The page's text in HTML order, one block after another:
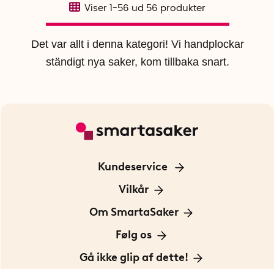
Det var allt i denna kategori! Vi handplockar
ständigt nya saker, kom tillbaka snart.
Viser 1-56 ud 56 produkter
Kundeservice
Kontakt os
Vilkår
Information om cookies
Privatlivspolitik
Om SmartaSaker
Om os
Vores historie
Følg os
Opfindere
Gå ikke glip af dette!